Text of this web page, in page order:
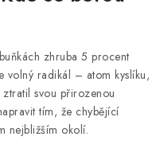
zhruba 5 procent
volný radikál – atom kyslíku,
svou přirozenou
tím, že chybějící
nejbližším okolí.